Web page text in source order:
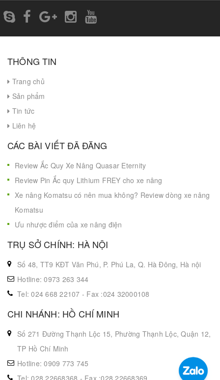
THÔNG TIN
Trang chủ
Sản phẩm
Tin tức
Liên hệ
CÁC BÀI VIẾT ĐÃ ĐĂNG
Review Ắc Quy Xe Nâng Quasar Eternity
Review Pin Ắc quy Lithium FREY cho xe nâng
Xe nâng Komatsu có nên mua không? Review dòng xe nâng
Komatsu
Ưu nhược điểm của xe nâng điện
TRỤ SỞ CHÍNH: HÀ NỘI
Số 48, TT9 KĐT Văn Phú, P. Phú La, Q. Hà Đông, Hà nội
Hotline: 0973 263 344
Tel: 024 668 22107 - Fax :024 32000108
CHI NHÁNH: HỒ CHÍ MINH
Số 271 Đường Thạnh Lộc 15, Phường Thạnh Lộc, Quận 12,
TP Hồ Chí Minh
Hotline: 0909 773 745